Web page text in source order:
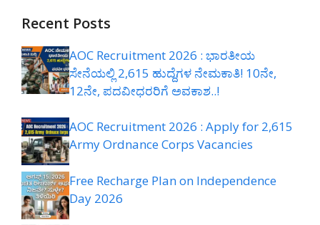
Recent Posts
AOC Recruitment 2026 : ಭಾರತೀಯ
ಸೇನೆಯಲ್ಲಿ 2,615 ಹುದ್ದೆಗಳ ನೇಮಕಾತಿ! 10ನೇ,
12ನೇ, ಪದವೀಧರರಿಗೆ ಅವಕಾಶ..!
AOC Recruitment 2026 : Apply for 2,615
Army Ordnance Corps Vacancies
Free Recharge Plan on Independence
Day 2026